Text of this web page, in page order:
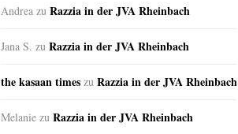
Andrea zu Razzia in der JVA Rheinbach
Jana S. zu Razzia in der JVA Rheinbach
the kasaan times zu Razzia in der JVA Rheinbach
Melanie zu Razzia in der JVA Rheinbach